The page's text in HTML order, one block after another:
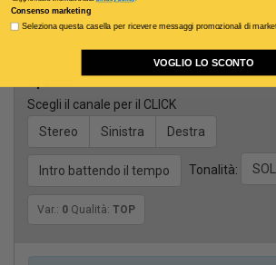
Voce guida femminile
Scegli il canale per il CLICK
Stereo
Sinistra Destra
Intro battendo il tempo Tonalità:
Var.: 0 Qualità: TOP
Consenso marketing
Seleziona questa casella per ricevere messaggi promozionali di
VOGLIO LO SCONTO